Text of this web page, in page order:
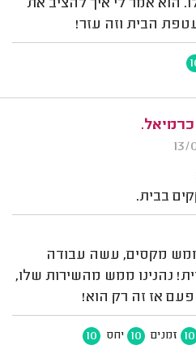
הוא אמר לי איך להציב את
הבית וזה עזר!
כרמיאל.
בבית.
ממש מקסים, עשה עבודה
נהנינו ממש מהשירות שלו,
אז זה רק הוא!
10 זמנים 10 יחס 10